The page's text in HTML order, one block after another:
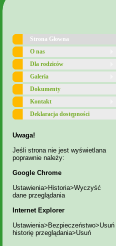
Strona Głowna
O nas
Dla rodziców
Galeria
Dokumenty
Kontakt
Deklaracja dostępności
Uwaga!
Jeśli strona nie jest wyświetlana
poprawnie należy:
Google Chrome
Ustawienia>Historia>Wyczyść
dane przeglądania
Internet Explorer
Ustawienia>Bezpieczeństwo>Usuń
historię przeglądania>Usuń